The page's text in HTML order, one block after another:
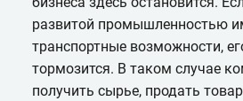
развитой промышленностью
транспортные возможности,
тормозится. В таком случае
получить сырье, продать